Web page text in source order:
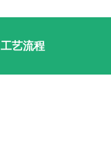
工艺流程